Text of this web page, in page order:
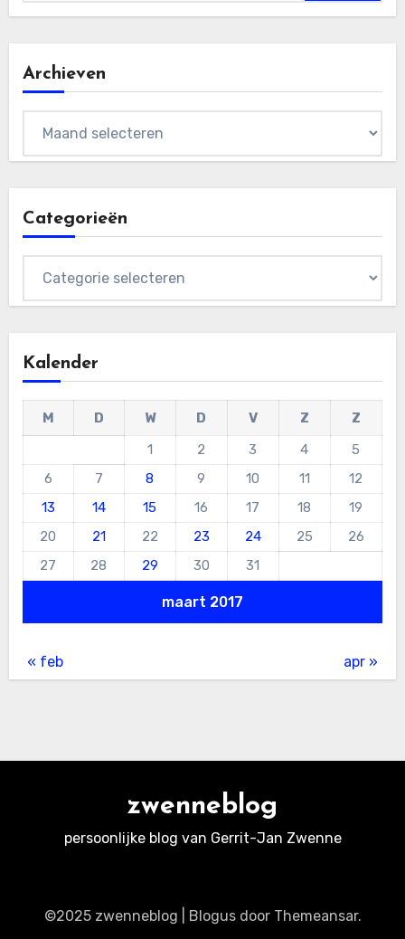
Archieven
Categorieën
Kalender
maart 2017
M D W D V Z
Z
1
2 3 4
5
6
7 8 9 10 11
12
13
14 15 16 17 18
19
20
21 22 23 24 25
26
27
28 29 30 31
« feb apr »
zwenneblog
persoonlijke blog van Gerrit-Jan Zwenne
©2025 zwenneblog Blogusdoor Themeansar.